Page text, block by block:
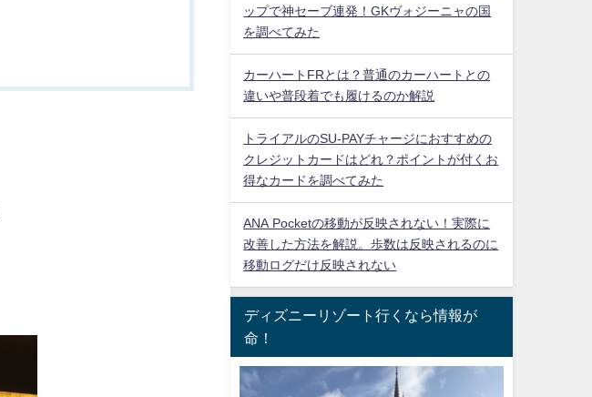
ップで神セーブ連発！GKヴォジーニャの国
を調べてみた
カーハートFRとは？普通のカーハートとの
違いや普段着でも履けるのか解説
トライアルのSU-PAYチャージにおすすめの
クレジットカードはどれ？ポイントが付くお
得なカードを調べてみた
ANA Pocketの移動が反映されない！実際に
改善した方法を解説。歩数は反映されるのに
移動ログだけ反映されない
ディズニーリゾート行くなら情報が
命！